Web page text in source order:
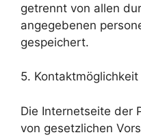
getrennt von allen
angegebenen
gespeichert.
5.
Die Internetseite der
von gesetzlichen